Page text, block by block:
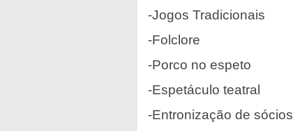
-Jogos Tradicionais
-Folclore
-Porco no espeto
-Espetáculo teatral
-Entronização de sócios